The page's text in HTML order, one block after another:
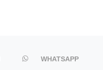
WHATSAPP